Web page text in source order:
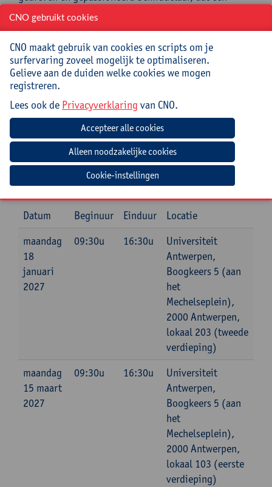
sterke verdieping van onze onderlinge relaties.
Praktisch
Deze cursus loopt over 3 dagen.
Cursuscode: 26/OND/189A
Cursusmateriaal en lunch inbegrepen
Jouw bijdrage: 387 EUR.
Inlichtingen bij: Gonda Peeters, 03 265 56 27,
gonda.peeters@uantwerpen.be
Datum Beginuur Einduur
Locatie
maandag
18
januari
2027
09:30u 16:30u
Universiteit
Antwerpen,
Boogkeers 5 (aan
het
Mechelseplein),
2000 Antwerpen,
lokaal 203 (tweede
verdieping)
maandag
15 maart
2027
09:30u 16:30u
Universiteit
Antwerpen,
Boogkeers 5 (aan
het
Mechelseplein),
2000 Antwerpen,
lokaal 103 (eerste
verdieping)
CNO gebruikt cookies
CNO maakt gebruik van cookies en scripts om je
surfervaring zoveel mogelijk te optimaliseren.
Gelieve aan de duiden welke cookies we mogen
registreren.
Lees ook de Privacyverklaring van CNO.
Cookie-instellingen